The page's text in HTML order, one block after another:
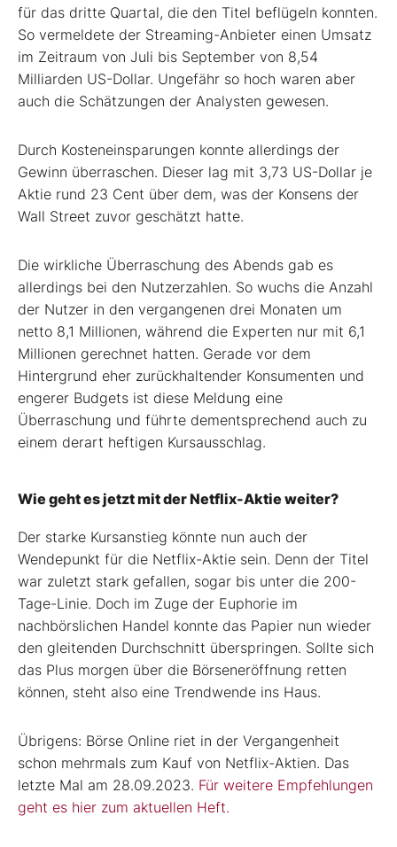
für das dritte Quartal, die den Titel beflügeln konnten.
So vermeldete der Streaming-Anbieter einen Umsatz
im Zeitraum von Juli bis September von 8,54
Milliarden US-Dollar. Ungefähr so hoch waren aber
auch die Schätzungen der Analysten gewesen.
Durch Kosteneinsparungen konnte allerdings der
Gewinn überraschen. Dieser lag mit 3,73 US-Dollar je
Aktie rund 23 Cent über dem, was der Konsens der
Wall Street zuvor geschätzt hatte.
Die wirkliche Überraschung des Abends gab es
allerdings bei den Nutzerzahlen. So wuchs die Anzahl
der Nutzer in den vergangenen drei Monaten um
netto 8,1 Millionen, während die Experten nur mit 6,1
Millionen gerechnet hatten. Gerade vor dem
Hintergrund eher zurückhaltender Konsumenten und
engerer Budgets ist diese Meldung eine
Überraschung und führte dementsprechend auch zu
einem derart heftigen Kursausschlag.
Wie geht es jetzt mit der Netflix-Aktie weiter?
Der starke Kursanstieg könnte nun auch der
Wendepunkt für die Netflix-Aktie sein. Denn der Titel
war zuletzt stark gefallen, sogar bis unter die 200-
Tage-Linie. Doch im Zuge der Euphorie im
nachbörslichen Handel konnte das Papier nun wieder
den gleitenden Durchschnitt überspringen. Sollte sich
das Plus morgen über die Börseneröffnung retten
können, steht also eine Trendwende ins Haus.
Übrigens: Börse Online riet in der Vergangenheit
schon mehrmals zum Kauf von Netflix-Aktien. Das
letzte Mal am 28.09.2023. Für weitere Empfehlungen
geht es hier zum aktuellen Heft.